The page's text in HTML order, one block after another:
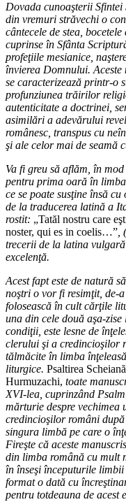
Dovada cunoaşterii
din vremuri străvechi o
cântecele de stea,
cuprinse în Sfânta
profeţiile mesianice,
învierea Domnului.
se caracterizează printr-o
profunziunea trăirilor
autenticitate a doctrinei,
asimilări a adevărului
românesc, transpus cu
şi ale celor mai de seamă
Va fi greu să aflăm, în
pentru prima oară în
ce se poate susţine însă
de la traducerea latină a
rostit: „Tatăl nostru care
noster, qui es in coelis…”
trecerii de la latina
excelenţă.
Acest fapt este de natură
noştri o vor fi resimţit, de-
folosească în cult cărţile
una din cele două aşa-
condiţii, este lesne de
clerului şi a credincioşilor
tălmăcite în limba
liturgice. Psaltirea
Hurmuzachi, toate
XVI-lea, cuprinzând
mărturie despre vechimea
credincioşilor români
singura limbă pe care o
Fireşte că aceste
din limba română cu mult
în înseşi începuturile
format o dată cu
pentru totdeauna de acest